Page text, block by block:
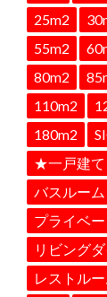
25m2
55m2
80m2
110m2
180m2
★一戸建て
バスルーム
プライベ
リビング
レストルー